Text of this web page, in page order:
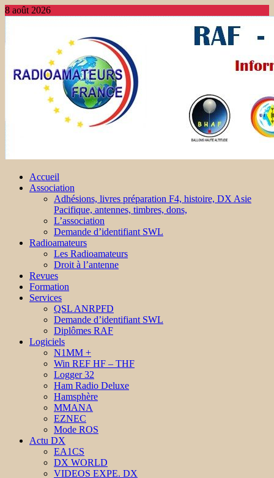
8 août 2026
Accueil
Association
Adhésions, livres préparation F4, histoire, DX Asie
Pacifique, antennes, timbres, dons,
L’association
Demande d’identifiant SWL
Radioamateurs
Les Radioamateurs
Droit à l’antenne
Revues
Formation
Services
QSL ANRPFD
Demande d’identifiant SWL
Diplômes RAF
Logiciels
N1MM +
Win REF HF – THF
Logger 32
Ham Radio Deluxe
Hamsphère
MMANA
EZNEC
Mode ROS
Actu DX
EA1CS
DX WORLD
VIDEOS EXPE. DX